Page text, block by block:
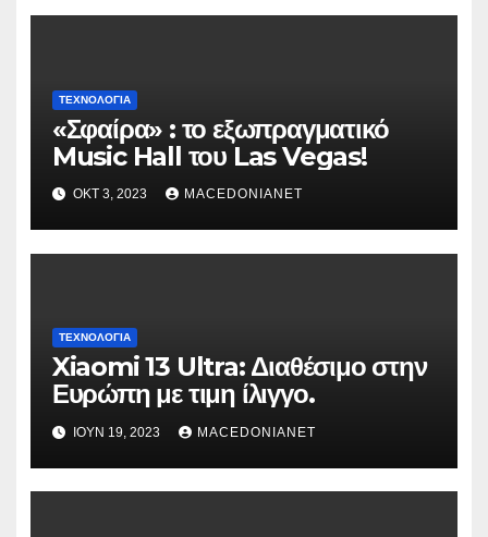
ΤΕΧΝΟΛΟΓΊΑ
«Σφαίρα» : το εξωπραγματικό
Music Hall του Las Vegas!
ΟΚΤ 3, 2023 MACEDONIANET
ΤΕΧΝΟΛΟΓΊΑ
Xiaomi 13 Ultra: Διαθέσιμο στην
Ευρώπη με τιμη ίλιγγο.
ΙΟΎΝ 19, 2023 MACEDONIANET